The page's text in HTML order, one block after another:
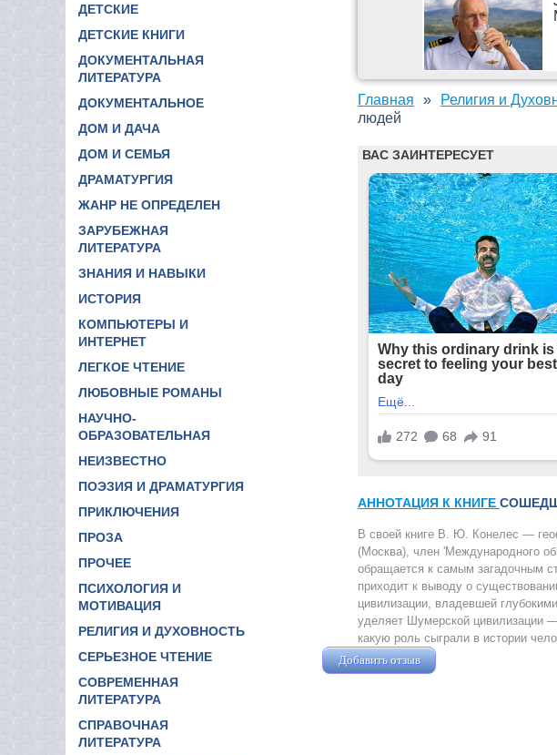
ДЕТСКИЕ
ДЕТСКИЕ КНИГИ
ДОКУМЕНТАЛЬНАЯ
ЛИТЕРАТУРА
ДОКУМЕНТАЛЬНОЕ
ДОМ И ДАЧА
ДОМ И СЕМЬЯ
ДРАМАТУРГИЯ
ЖАНР НЕ ОПРЕДЕЛЕН
ЗАРУБЕЖНАЯ
ЛИТЕРАТУРА
ЗНАНИЯ И НАВЫКИ
ИСТОРИЯ
КОМПЬЮТЕРЫ И
ИНТЕРНЕТ
ЛЕГКОЕ ЧТЕНИЕ
ЛЮБОВНЫЕ РОМАНЫ
НАУЧНО-
ОБРАЗОВАТЕЛЬНАЯ
НЕИЗВЕСТНО
ПОЭЗИЯ И ДРАМАТУРГИЯ
ПРИКЛЮЧЕНИЯ
ПРОЗА
ПРОЧЕЕ
ПСИХОЛОГИЯ И
МОТИВАЦИЯ
РЕЛИГИЯ И ДУХОВНОСТЬ
СЕРЬЕЗНОЕ ЧТЕНИЕ
СОВРЕМЕННАЯ
ЛИТЕРАТУРА
СПРАВОЧНАЯ
ЛИТЕРАТУРА
Главная Религия и
людей
АННОТАЦИЯ К КНИГЕ
В своей книге В. Ю. Конелес —
(Москва), член 'Международного
обращается к самым загадочным
приходит к выводу о
цивилизации, владевшей
уделяет Шумерской цивилизации
какую роль сыграли в истории
Добавить отзыв